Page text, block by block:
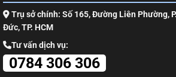
Trụ sở chính: Số 165, Đường Liên Phường,
Đức, TP. HCM
Tư vấn dịch vụ:
0784 306 306